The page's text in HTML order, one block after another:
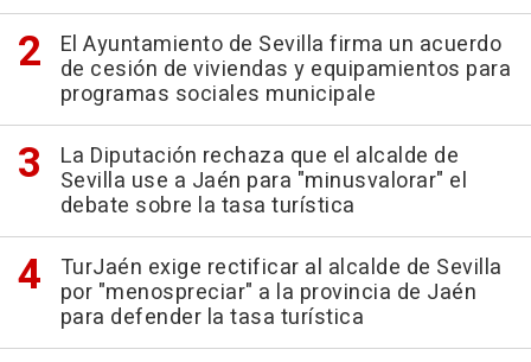
El Ayuntamiento de Sevilla firma un acuerdo
de cesión de viviendas y equipamientos para
programas sociales municipale
La Diputación rechaza que el alcalde de
Sevilla use a Jaén para "minusvalorar" el
debate sobre la tasa turística
TurJaén exige rectificar al alcalde de Sevilla
por "menospreciar" a la provincia de Jaén
para defender la tasa turística